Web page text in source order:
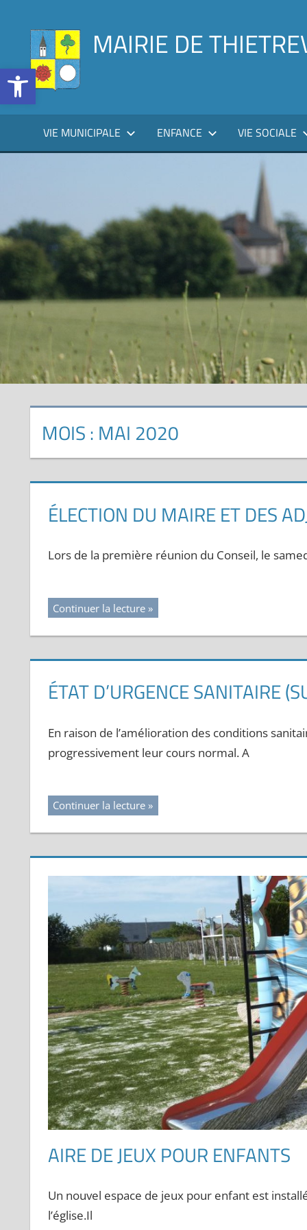
contenu
MAIRIE DE
VIE MUNICIPALE ENFANCE VIE SOCIALE
MOIS : MAI 2020
ÉLECTION DU MAIRE ET DES
Lors de la première réunion du Conseil, le
Continuer la lecture
ÉTAT D’URGENCE SANITAIRE
En raison de l’amélioration des conditions
progressivement leur cours normal. A
Continuer la lecture
AIRE DE JEUX POUR ENFANTS
Un nouvel espace de jeux pour enfant est
l’église.Il
Ouvrir la barre d’outils